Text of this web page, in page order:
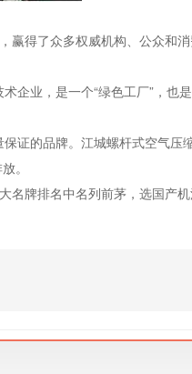
赢得了众多权威机构、公众和
企业，是一个“绿色工厂”，也
证的品牌。江城螺杆式空气压
。
名牌排名中名列前茅，选国产